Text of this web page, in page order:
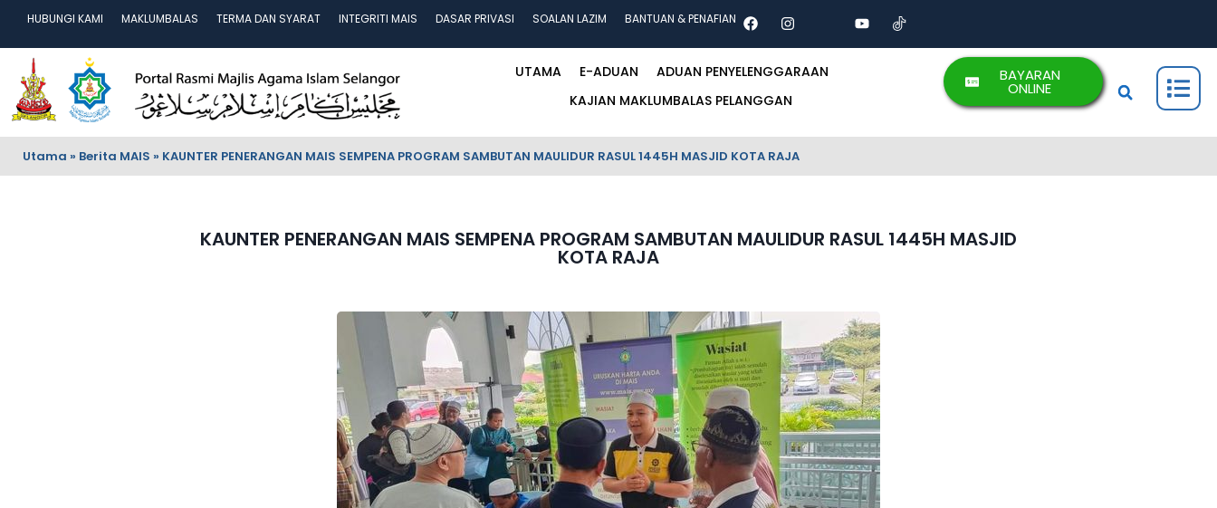
HUBUNGI KAMI MAKLUMBALAS TERMA DAN SYARAT INTEGRITI MAIS DASAR PRIVASI SOALAN LAZIM BANTUAN & PENAFIAN
UTAMA E-ADUAN
ADUAN PENYELENGGARAAN
KAJIAN MAKLUMBALAS PELANGGAN
BAYARAN
ONLINE
Utama » Berita MAIS » KAUNTER PENERANGAN MAIS SEMPENA PROGRAM SAMBUTAN MAULIDUR RASUL 1445H MASJID KOTA RAJA
KAUNTER PENERANGAN MAIS SEMPENA PROGRAM SAMBUTAN MAULIDUR RASUL 1445H MASJID
KOTA RAJA